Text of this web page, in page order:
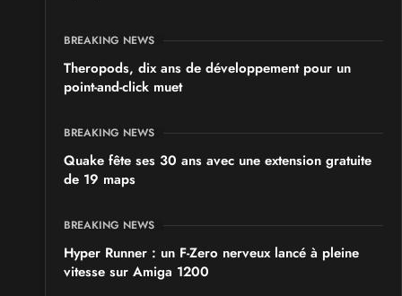
BREAKING NEWS
Theropods, dix ans de développement pour un
point-and-click muet
BREAKING NEWS
Quake fête ses 30 ans avec une extension gratuite
de 19 maps
BREAKING NEWS
Hyper Runner : un F-Zero nerveux lancé à pleine
vitesse sur Amiga 1200